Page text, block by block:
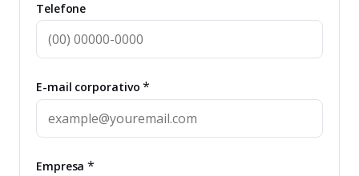
Telefone
E-mail corporativo*
Empresa*